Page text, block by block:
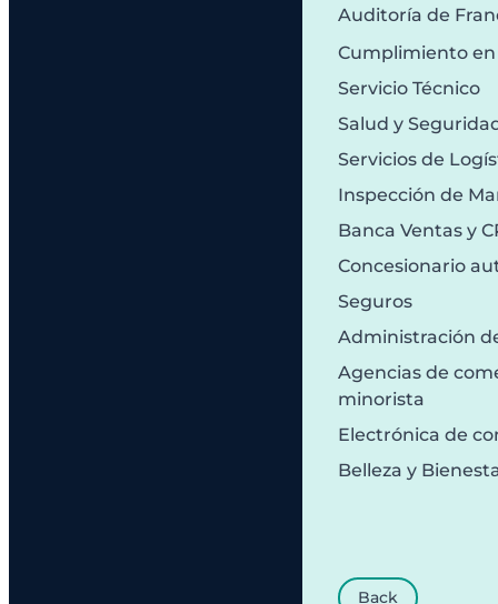
Auditoría de
Cumplimiento en
Servicio Técnico
Salud y
Servicios de
Inspección de
Banca Ventas y
Concesionario
Seguros
Administración
Agencias de
minorista
Electrónica de
Belleza y
Back